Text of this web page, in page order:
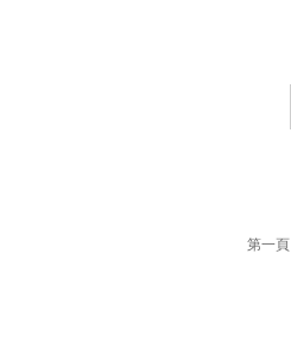
第一頁